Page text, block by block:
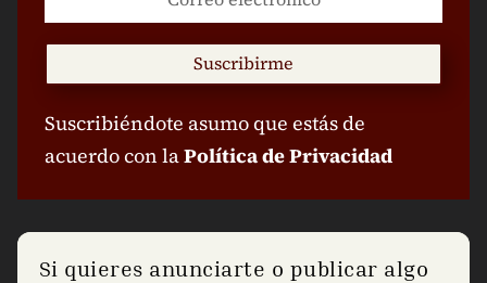
Suscribirme
Suscribiéndote asumo que estás de
acuerdo con laPolítica de Privacidad
Si quieres anunciarte o publicar algo